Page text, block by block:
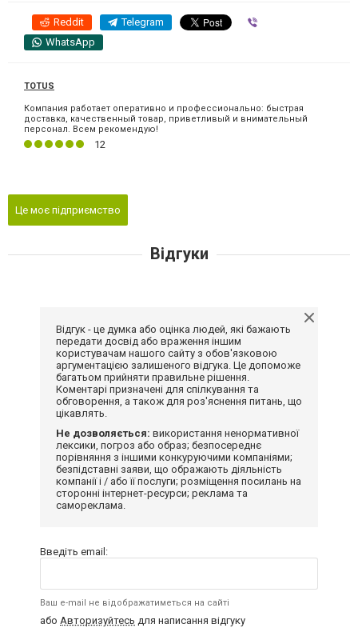
Reddit Telegram
WhatsApp
TOTUS
Компания работает оперативно и профессионально: быстрая
доставка, качественный товар, приветливый и внимательный
персонал. Всем рекомендую!
12
Це моє підприємство
Відгуки
Відгук - це думка або оцінка людей, які бажають
передати досвід або враження іншим
користувачам нашого сайту з обов'язковою
аргументацією залишеного відгука. Це допоможе
багатьом прийняти правильне рішення.
Коментарі призначені для спілкування та
обговорення, а також для роз'яснення питань, що
цікавлять.
Не дозволяється: використання ненормативної
лексики, погроз або образ; безпосереднє
порівняння з іншими конкуруючими компаніями;
безпідставні заяви, що ображають діяльність
компанії і / або її послуги; розміщення посилань на
сторонні інтернет-ресурси; реклама та
самореклама.
Введіть email:
Ваш e-mail не відображатиметься на сайті
або Авторизуйтесь для написання відгуку